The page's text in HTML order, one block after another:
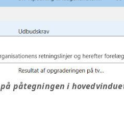
påtegningen i